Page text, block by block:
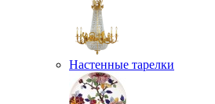
Настенные тарелки